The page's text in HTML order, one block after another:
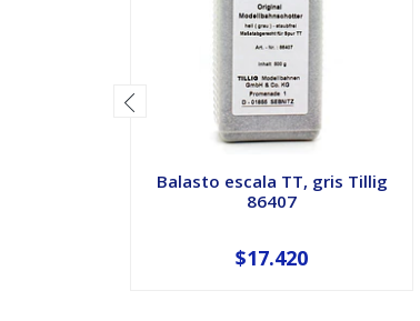
Balasto escala TT, gris Tillig
86407
$17.420